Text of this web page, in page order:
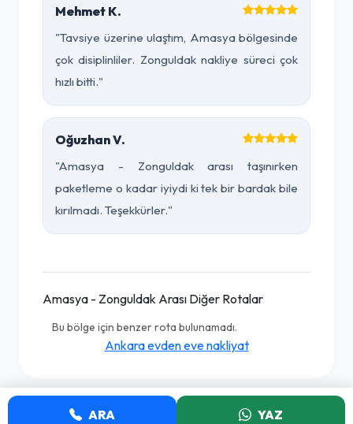
Mehmet K.
"Tavsiye üzerine ulaştım, Amasya bölgesinde
çok disiplinliler. Zonguldak nakliye süreci çok
hızlı bitti."
Oğuzhan V.
"Amasya - Zonguldak arası taşınırken
paketleme o kadar iyiydi ki tek bir bardak bile
kırılmadı. Teşekkürler."
Amasya - Zonguldak Arası Diğer Rotalar
Bu bölge için benzer rota bulunamadı.
Ankara evden eve nakliyat
ARA YAZ